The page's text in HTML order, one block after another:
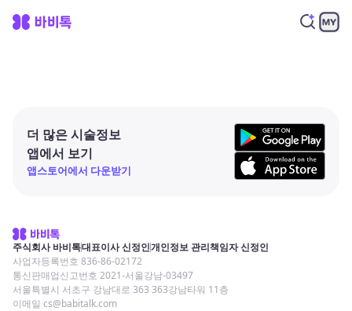
더 많은 시술정보
앱에서 보기
앱스토어에서 다운받기
주식회사 바비톡대표이사 신정인개인정보 관리책임자 신정인
사업자등록번호 836-86-02172
통신판매업신고번호 2021-서울강남-03497
서울특별시 서초구 강남대로 363 363강남타워 11층
이메일 cs@babitalk.com